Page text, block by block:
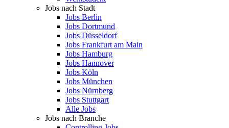
Jobs nach Stadt
Jobs Berlin
Jobs Dortmund
Jobs Düsseldorf
Jobs Frankfurt am Main
Jobs Hamburg
Jobs Hannover
Jobs Köln
Jobs München
Jobs Nürnberg
Jobs Stuttgart
Alle Jobs
Jobs nach Branche